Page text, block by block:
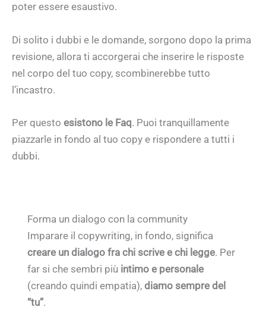
poter essere esaustivo.
Di solito i dubbi e le domande, sorgono dopo la prima
revisione, allora ti accorgerai che inserire le risposte
nel corpo del tuo copy, scombinerebbe tutto
l’incastro.
Per questo esistono le Faq. Puoi tranquillamente
piazzarle in fondo al tuo copy e rispondere a tutti i
dubbi.
Forma un dialogo con la community
Imparare il copywriting, in fondo, significa
creare un dialogo fra chi scrive e chi legge. Per
far si che sembri più intimo e personale
(creando quindi empatia), diamo sempre del
“tu”.